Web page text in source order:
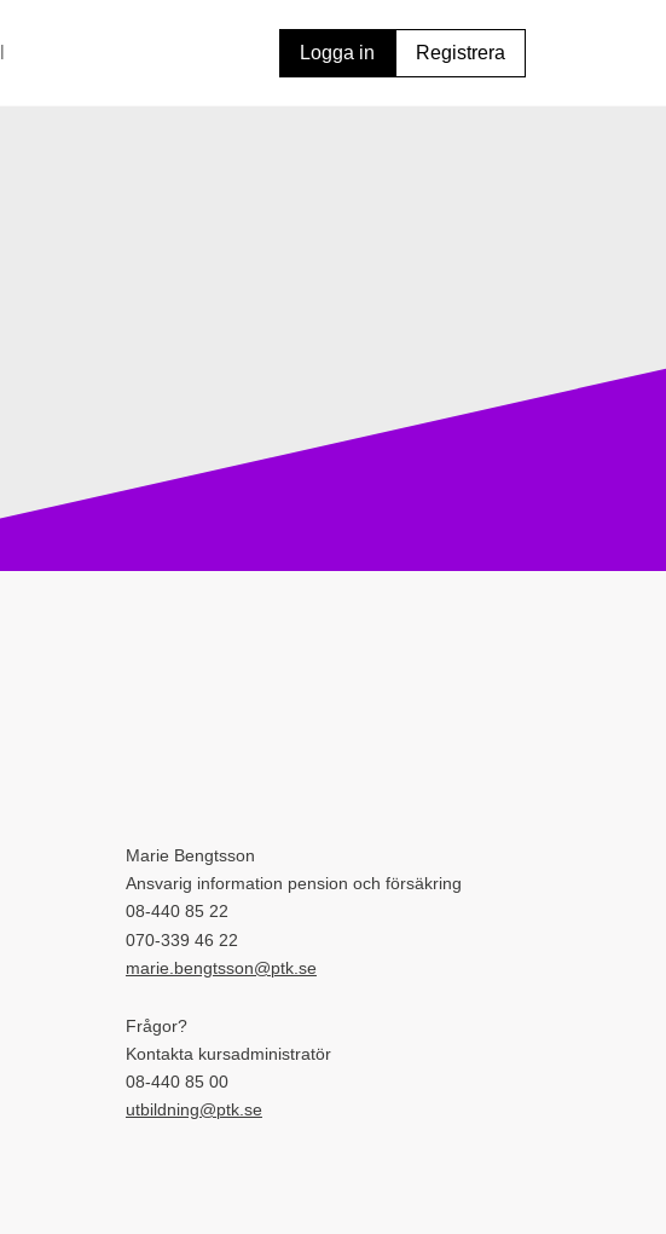
Logga in Registrera
Marie Bengtsson
Ansvarig information pension och försäkring
08-440 85 22
070-339 46 22
marie.bengtsson@ptk.se
Frågor?
Kontakta kursadministratör
08-440 85 00
utbildning@ptk.se